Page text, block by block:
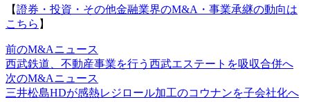
【證券・投資・その他金融業界のM&A・事業承継の動向は
こちら 】
前のM&Aニュース
西武鉄道、不動産事業を行う西武エステートを吸収合併へ
次のM&Aニュース
三井松島HDが感熱レジロール加工のコウナンを子会社化へ